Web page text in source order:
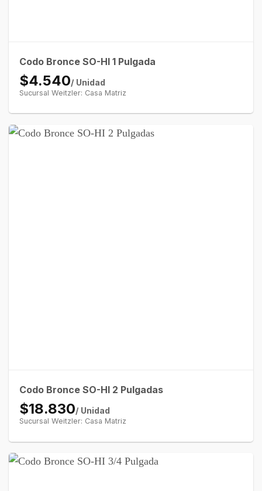
Codo Bronce SO-HI 1 Pulgada
$4.540/ Unidad
Sucursal Weitzler: Casa Matriz
Codo Bronce SO-HI 2 Pulgadas
$18.830/ Unidad
Sucursal Weitzler: Casa Matriz